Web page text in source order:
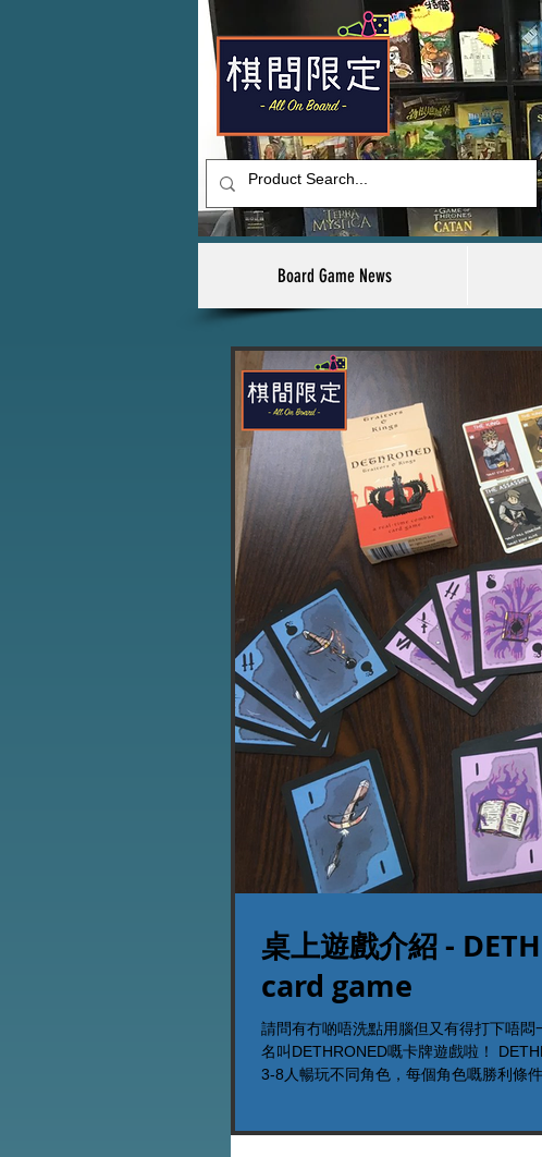
Board Game News
桌上遊戲介紹 -
card game
請問有冇啲唔洗點用腦但又有得打下唔悶
名叫DETHRONED嘅卡牌遊戲啦！
3-8人暢玩不同角色，每個角色嘅勝利條